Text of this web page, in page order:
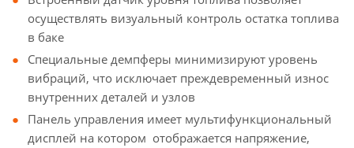
осуществлять визуальный контроль остатка топлива
в баке
Специальные демпферы минимизируют уровень
вибраций, что исключает преждевременный износ
внутренних деталей и узлов
Панель управления имеет мультифункциональный
дисплей на котором отображается напряжение,